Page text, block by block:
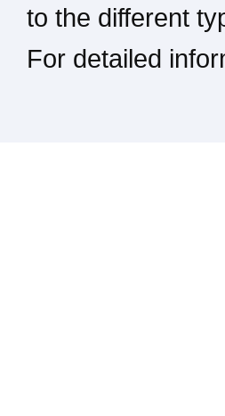
to the different
For detailed